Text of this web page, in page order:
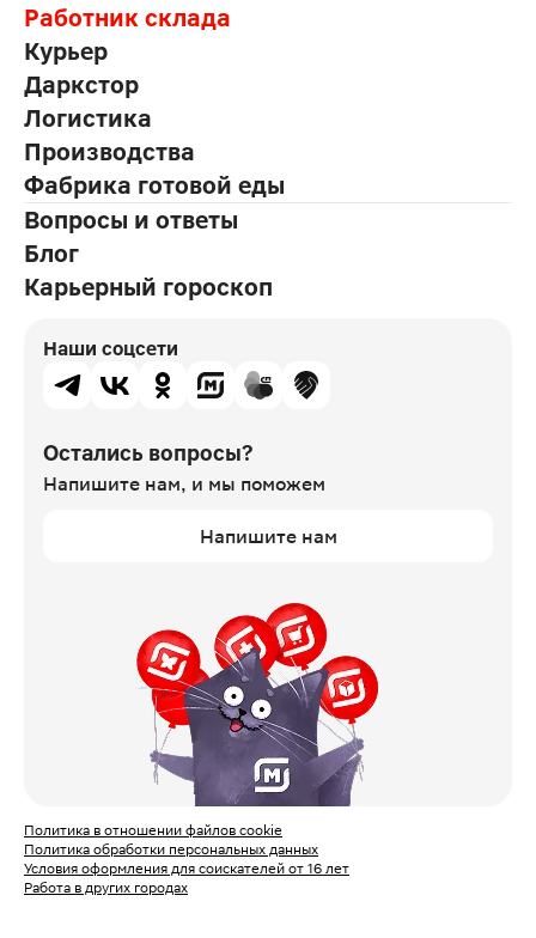
Работник склада
Курьер
Даркстор
Логистика
Производства
Фабрика готовой еды
Вопросы и ответы
Блог
Карьерный гороскоп
Наши соцсети
Остались вопросы?
Напишите нам, и мы поможем
Напишите нам
Политика в отношении файлов cookie
Политика обработки персональных данных
Условия оформления для соискателей от 16 лет
Работа в других городах